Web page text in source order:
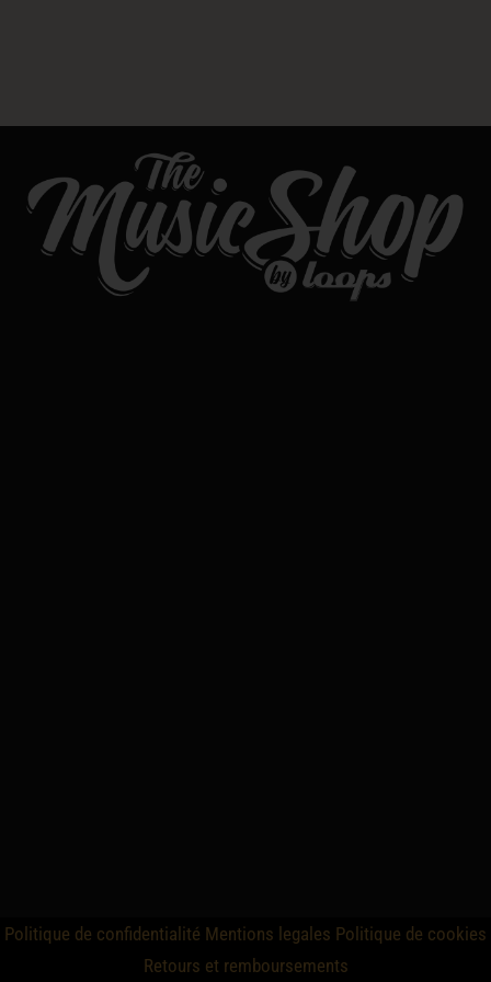
Politique de confidentialité Mentions legales Politique de cookies
Retours et remboursements